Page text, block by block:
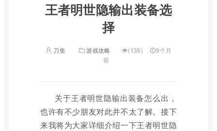
王者明世隐输出装备选
择
刀鱼 游戏攻略 (135)
9个月
前
关于王者明世隐输出装备怎么出，
也许有不少朋友对此并不太了解。接下
来我将为大家详细介绍一下王者明世隐